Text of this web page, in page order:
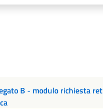
B - modulo richiesta ret